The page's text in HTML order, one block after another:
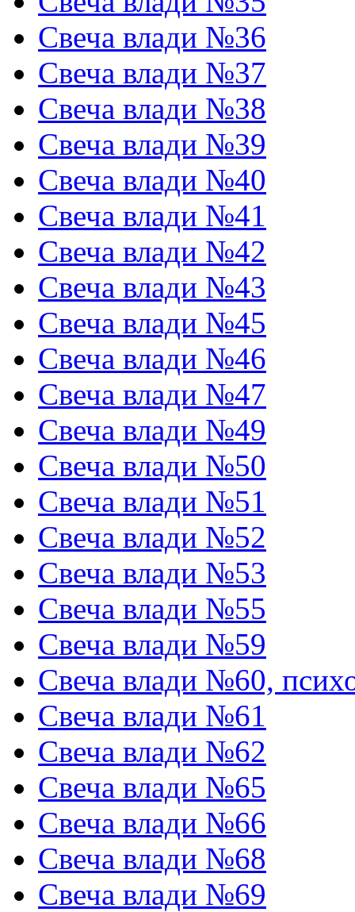
Свеча влади №36
Свеча влади №37
Свеча влади №38
Свеча влади №39
Свеча влади №40
Свеча влади №41
Свеча влади №42
Свеча влади №43
Свеча влади №45
Свеча влади №46
Свеча влади №47
Свеча влади №49
Свеча влади №50
Свеча влади №51
Свеча влади №52
Свеча влади №53
Свеча влади №55
Свеча влади №59
Свеча влади №60,
Свеча влади №61
Свеча влади №62
Свеча влади №65
Свеча влади №66
Свеча влади №68
Свеча влади №69